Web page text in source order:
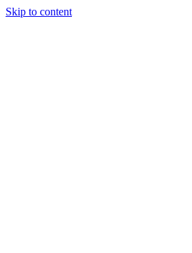
Skip to content